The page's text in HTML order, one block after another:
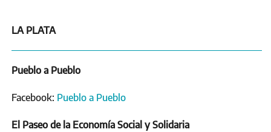
LA PLATA
Pueblo a Pueblo
Facebook: Pueblo a Pueblo
El Paseo de la Economía Social y Solidaria